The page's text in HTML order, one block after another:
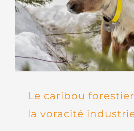
Le caribou
la voracité